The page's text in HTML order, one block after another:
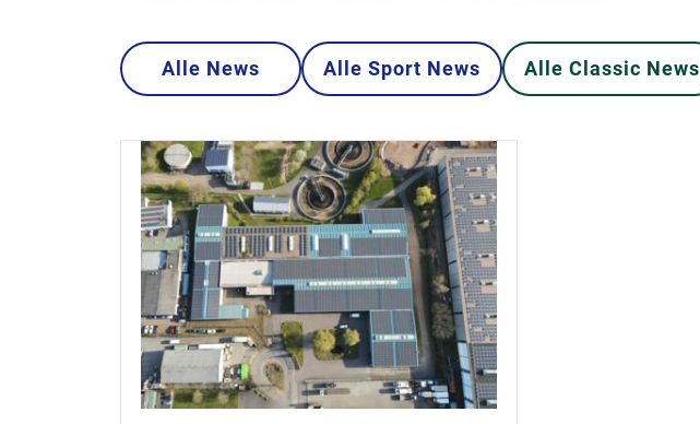
Alle News Alle Sport News Alle Classic News